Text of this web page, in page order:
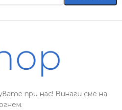
при нас! Винаги сме на